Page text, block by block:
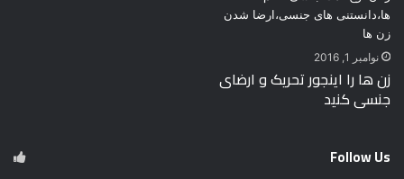
نوامبر 1, 2016
زن ها را اینجور تحریک و ارضای
جنسی کنید
Follow Us